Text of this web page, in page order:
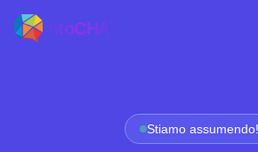
intoCHAT
Stiamo assumendo!